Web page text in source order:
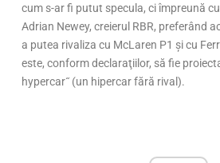
cum s-ar fi putut specula, ci împreună
Adrian Newey, creierul RBR, preferând
a putea rivaliza cu McLaren P1 şi cu
este, conform declaraţiilor, să fie
hypercar˝ (un hipercar fără rival).